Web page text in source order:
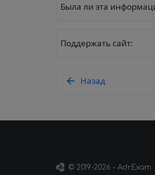
Была ли эта
Поддержать сайт:
Назад
© 2019-2026 - AdrExam